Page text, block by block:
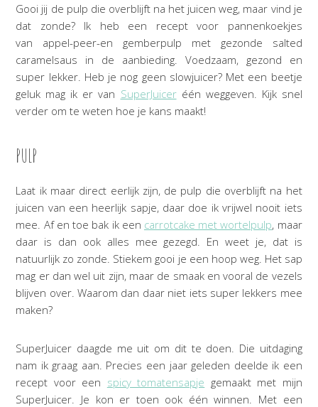
Gooi jij de pulp die overblijft na het juicen weg, maar vind je
dat zonde? Ik heb een recept voor pannenkoekjes
van appel-peer-en gemberpulp met gezonde salted
caramelsaus in de aanbieding. Voedzaam, gezond en
super lekker. Heb je nog geen slowjuicer? Met een beetje
geluk mag ik er van SuperJuiceréén weggeven. Kijk snel
verder om te weten hoe je kans maakt!
PULP
Laat ik maar direct eerlijk zijn, de pulp die overblijft na het
juicen van een heerlijk sapje, daar doe ik vrijwel nooit iets
mee. Af en toe bak ik een carrotcake met wortelpulp, maar
daar is dan ook alles mee gezegd. En weet je, dat is
natuurlijk zo zonde. Stiekem gooi je een hoop weg. Het sap
mag er dan wel uit zijn, maar de smaak en vooral de vezels
blijven over. Waarom dan daar niet iets super lekkers mee
maken?
SuperJuicer daagde me uit om dit te doen. Die uitdaging
nam ik graag aan. Precies een jaar geleden deelde ik een
recept voor een spicy tomatensapje gemaakt met mijn
SuperJuicer. Je kon er toen ook één winnen. Met een